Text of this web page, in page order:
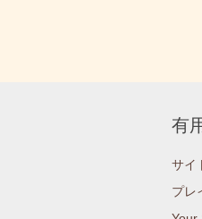
有
サイ
プレ